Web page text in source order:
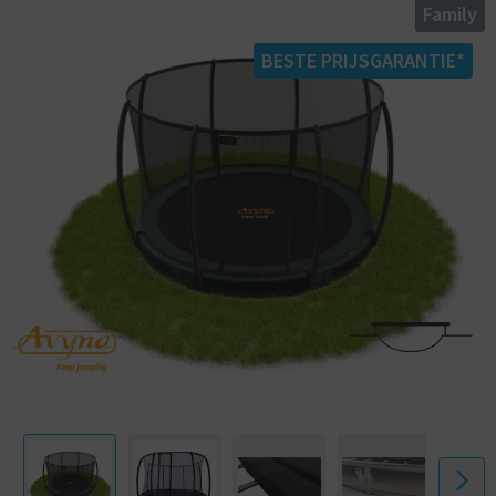
• Frame hoogte: 20 cm
• Kleur randkussen: groen
• PVC dikte randkussen: 0,6 mm
• Totale dikte randkussen: 2,5 cm
• Breedte randkussen: 32 cm
• Afwerking randkussen: geseald
• Kleur veiligheidsnet: groen
• Diepste punt voor ingraven: 50 cm
• Gebruikersgewicht: 160 kg
• Aantal InGround pinnen: 6
• Aantal veren: 80
• Lengte veren: 21,5 cm
• Eigenschap veer: elektrolytisch gegalvaniseerd
• Afmeting verpakking: 166 x 52 x 62cm
Family
BESTE PRIJSGARANTIE*